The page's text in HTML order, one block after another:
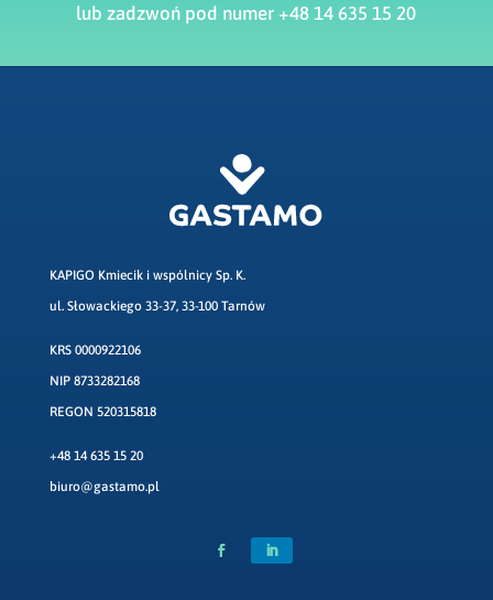
lub zadzwoń pod numer +48 14 635 15 20
KAPIGO Kmiecik i wspólnicy Sp. K.
ul. Słowackiego 33-37, 33-100 Tarnów
KRS 0000922106
NIP 8733282168
REGON 520315818
+48 14 635 15 20
biuro@gastamo.pl